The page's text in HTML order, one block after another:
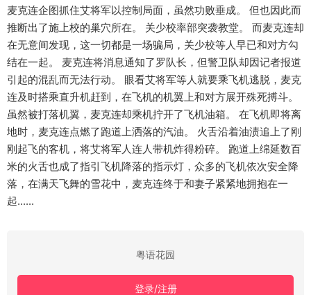
麦克连企图抓住艾将军以控制局面，虽然功败垂成。 但也因此而
推断出了施上校的巢穴所在。 关少校率部突袭教堂。 而麦克连却
在无意间发现，这一切都是一场骗局，关少校等人早已和对方勾
结在一起。 麦克连将消息通知了罗队长，但警卫队却因记者报道
引起的混乱而无法行动。 眼看艾将军等人就要乘飞机逃脱，麦克
连及时搭乘直升机赶到，在飞机的机翼上和对方展开殊死搏斗。
虽然被打落机翼，麦克连却乘机拧开了飞机油箱。 在飞机即将离
地时，麦克连点燃了跑道上洒落的汽油。 火舌沿着油渍追上了刚
刚起飞的客机，将艾将军人连人带机炸得粉碎。 跑道上绵延数百
米的火舌也成了指引飞机降落的指示灯，众多的飞机依次安全降
落，在满天飞舞的雪花中，麦克连终于和妻子紧紧地拥抱在一
起......
粤语花园
登录/注册